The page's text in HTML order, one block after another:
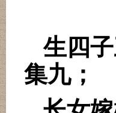
生四
集九；